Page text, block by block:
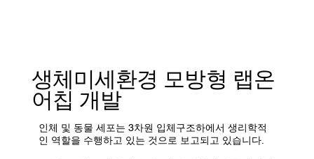
생체미세환경 모방형 랩온
어칩 개발
인체 및 동물 세포는 3차원 입체구조하에서 생리학적
인 역할을 수행하고 있는 것으로 보고되고 있습니다.